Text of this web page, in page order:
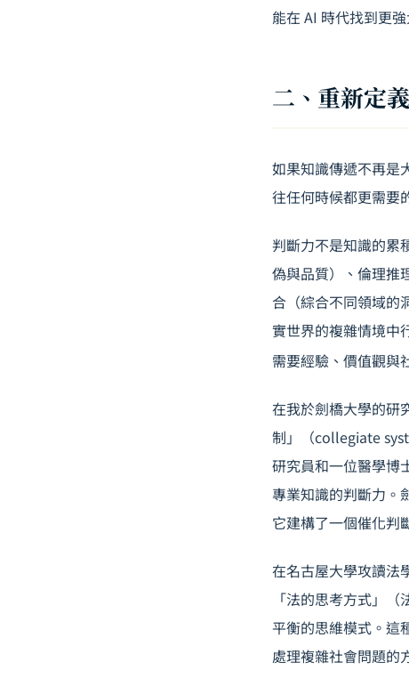
能在 AI 時代找到更
二、重新定
如果知識傳遞不再是
往任何時候都更需
判斷力不是知識的累
偽與品質）、倫理推
合（綜合不同領域的
實世界的複雜情境
需要經驗、價值觀與
在我於劍橋大學的研
制」（collegiate
研究員和一位醫學
專業知識的判斷力。
它建構了一個催化判
在名古屋大學攻讀法
「法的思考方式」
平衡的思維模式。這
處理複雜社會問題的